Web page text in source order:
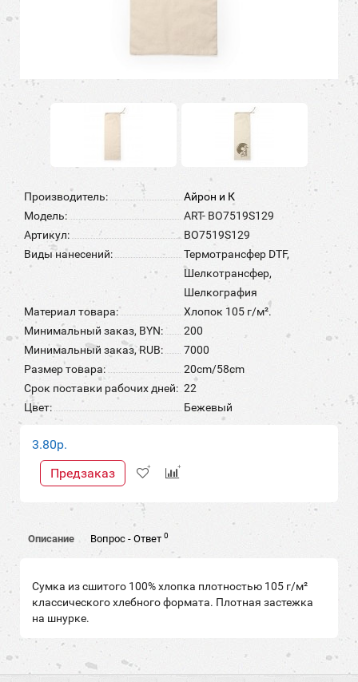
Производитель:
Айрон и К
Модель:
ART- BO7519S129
Артикул:
BO7519S129
Виды нанесений:
Термотрансфер DTF,
Шелкотрансфер,
Шелкография
Материал товара:
Хлопок 105 г/м².
Минимальный заказ, BYN:
200
Минимальный заказ, RUB:
7000
Размер товара:
20cm/58cm
Срок поставки рабочих дней: 22
Цвет:
Бежевый
3.80р.
Предзаказ
Описание Вопрос - Ответ 0
Сумка из сшитого 100% хлопка плотностью 105 г/м²
классического хлебного формата. Плотная застежка
на шнурке.